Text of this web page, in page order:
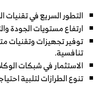
التطور السريع في تقنيات
ارتفاع مستويات الجودة
توفير تجهيزات
تنافسية.
الاستثمار في شبكات
تنوع الطرازات لتلبية